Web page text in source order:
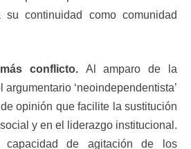
continuidad como comunidad
conflicto. Al amparo de la
‘neoindependentista’
opinión que facilite la sustitución
y en el liderazgo institucional.
de agitación de los